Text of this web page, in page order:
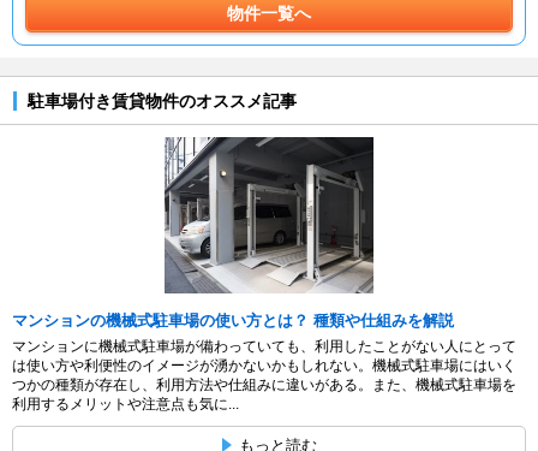
物件一覧へ
駐車場付き賃貸物件のオススメ記事
マンションの機械式駐車場の使い方とは？ 種類や仕組みを解説
マンションに機械式駐車場が備わっていても、利用したことがない人にとって
は使い方や利便性のイメージが湧かないかもしれない。機械式駐車場にはいく
つかの種類が存在し、利用方法や仕組みに違いがある。また、機械式駐車場を
利用するメリットや注意点も気に...
もっと読む